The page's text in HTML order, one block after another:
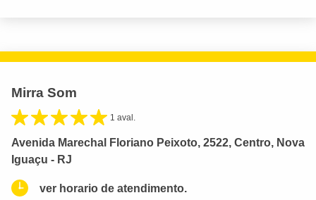
Mirra Som
1 aval.
Avenida Marechal Floriano Peixoto, 2522, Centro, Nova
Iguaçu - RJ
ver horario de atendimento.